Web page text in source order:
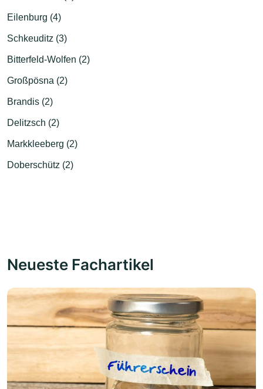
Eilenburg (4)
Schkeuditz (3)
Bitterfeld-Wolfen (2)
Großpösna (2)
Brandis (2)
Delitzsch (2)
Markkleeberg (2)
Doberschütz (2)
Neueste Fachartikel